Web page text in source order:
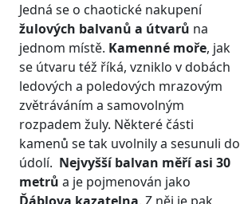
Jedná se o chaotické nakupení
žulových balvanů a útvarů na
jednom místě. Kamenné moře, jak
se útvaru též říká, vzniklo v dobách
ledových a poledových mrazovým
zvětráváním a samovolným
rozpadem žuly. Některé části
kamenů se tak uvolnily a sesunuli do
údolí. Nejvyšší balvan měří asi 30
metrů a je pojmenován jako